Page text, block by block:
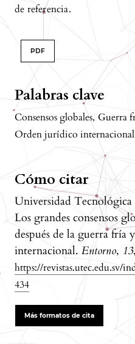
Palabras clave
Consensos globales, Guerra
Orden jurídico internacional
Cómo citar
Universidad
Los grandes consensos
después de la guerra
internacional. Entorno, 13
https://revistas.utec.edu.sv/
434
Más formatos de cita
de referencia.
PDF